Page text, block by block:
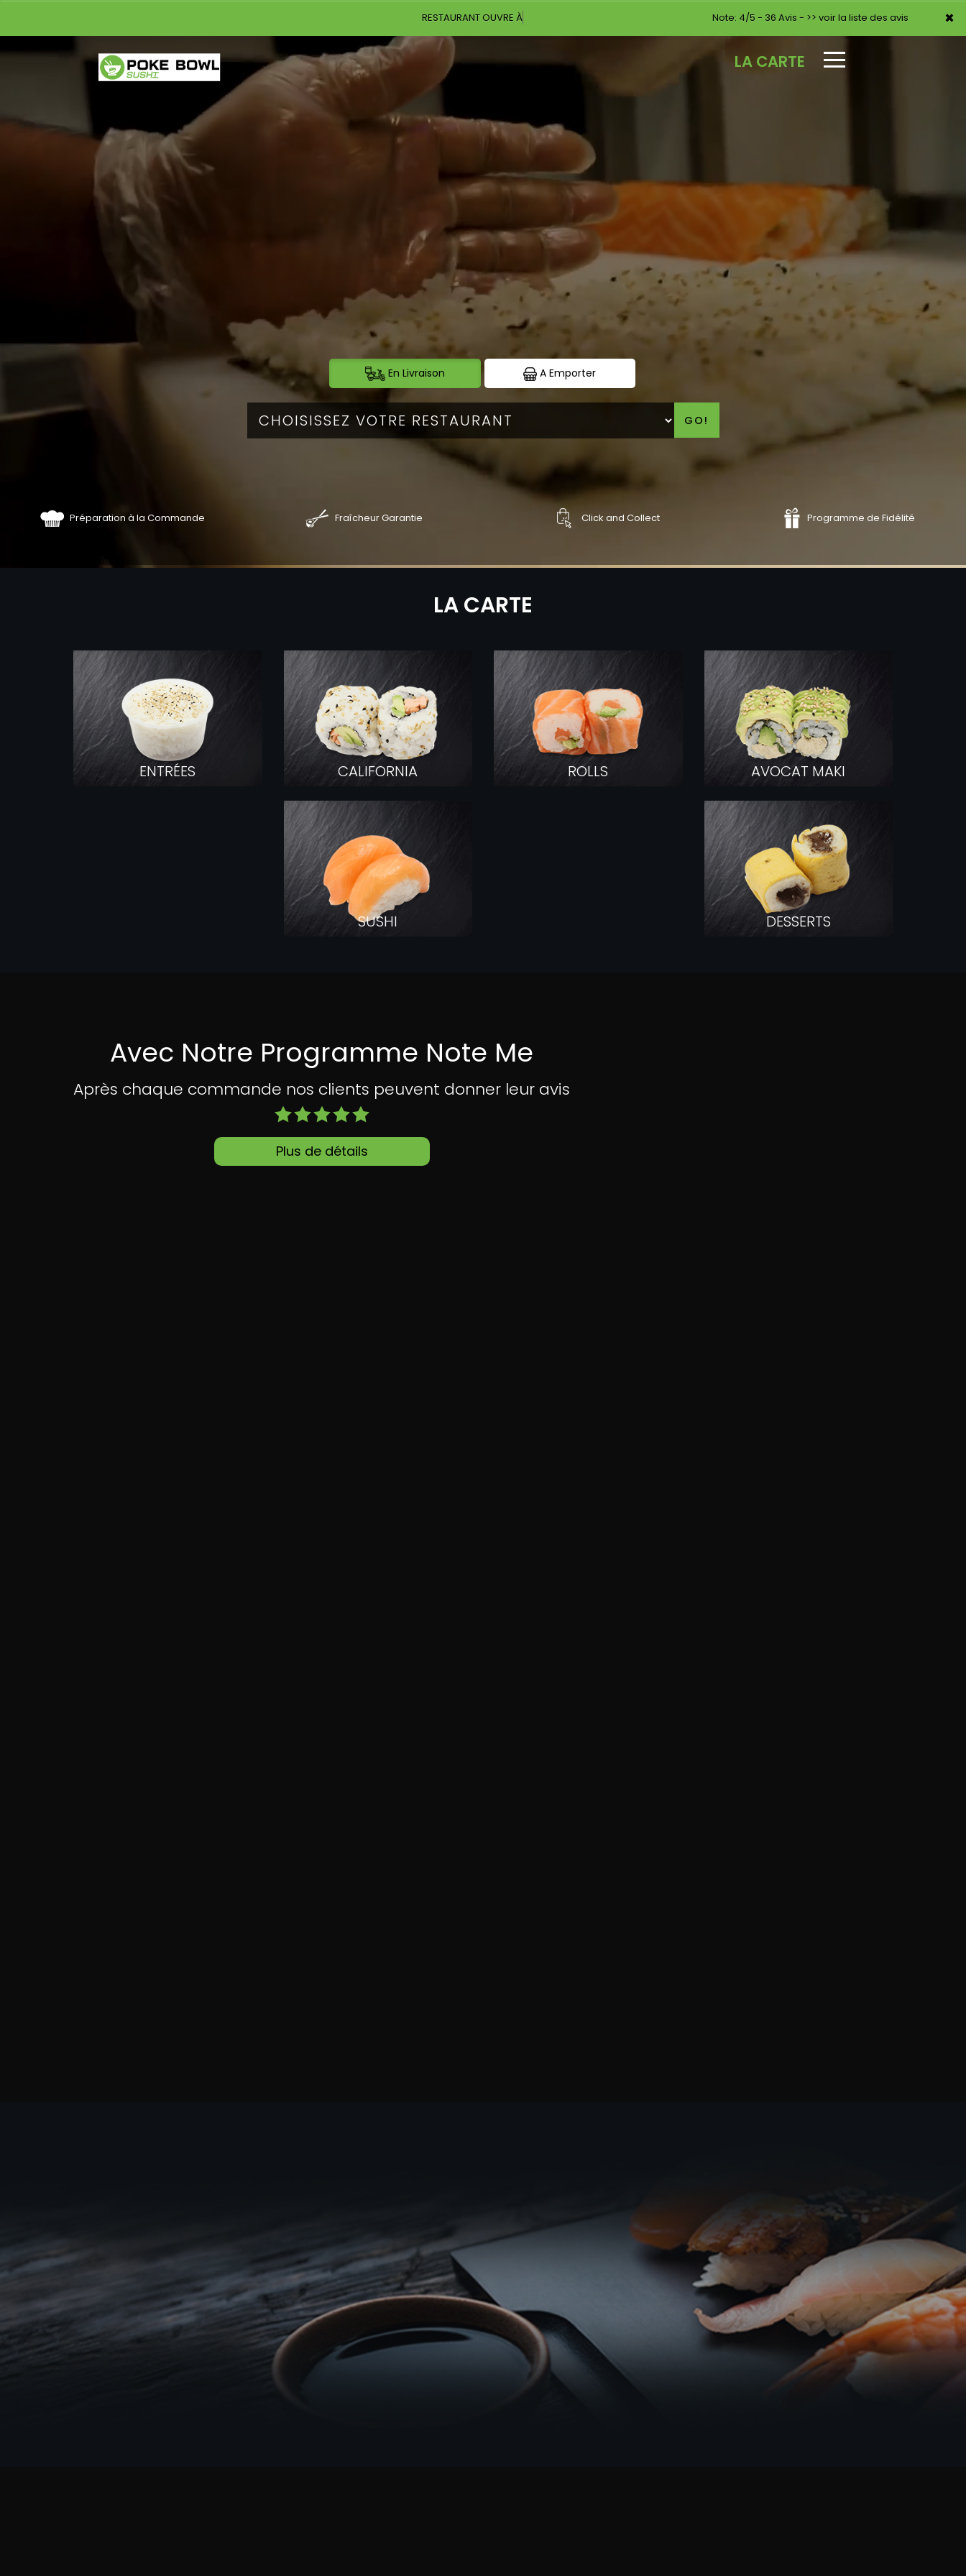
×
RESTAURANT OUVRE À 11:30 Note: 4/5 - 36 Avis - >> voir la liste des avis
LA CARTE
×
En Livraison A Emporter
GO!
Préparation à la Commande Fraîcheur Garantie Click and Collect Programme de Fidélité
LA CARTE
ENTRÉES
COMMANDER
CALIFORNIA ROLLS AVOCAT MAKI
SUSHI
COMMANDER
DESSERTS
Avec Notre Programme Note Me
Après chaque commande nos clients peuvent donner leur avis
Plus de détails